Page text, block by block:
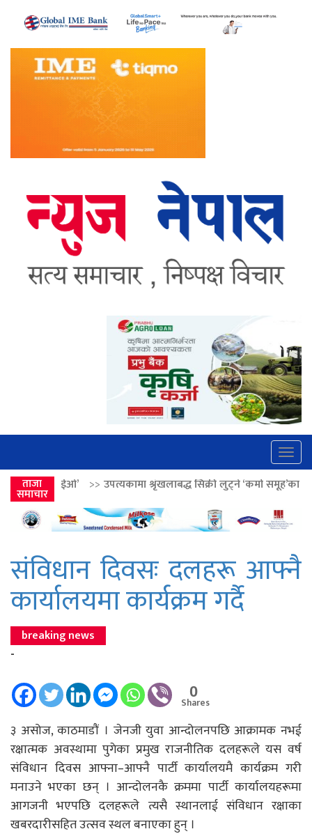
ताजा
समाचार
उपत्यकामा श्रृंखलाबद्ध सिक्री लुट्ने ‘कर्मा समूह’का नाइकेसहित पाँच पक्राउ
संविधान दिवसः दलहरू आफ्नै
कार्यालयमा कार्यक्रम गर्दै
breaking news
-
0
Shares
३ असोज, काठमाडौं । जेनजी युवा आन्दोलनपछि आक्रामक नभई
रक्षात्मक अवस्थामा पुगेका प्रमुख राजनीतिक दलहरूले यस वर्ष
संविधान दिवस आफ्ना–आफ्नै पार्टी कार्यालयमै कार्यक्रम गरी
मनाउने भएका छन् । आन्दोलनकै क्रममा पार्टी कार्यालयहरूमा
आगजनी भएपछि दलहरूले त्यसै स्थानलाई संविधान रक्षाका
खबरदारीसहित उत्सव स्थल बनाएका हुन् ।